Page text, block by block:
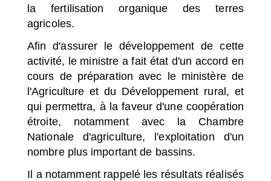
la fertilisation organique des terres
agricoles.
Afin d'assurer ledéveloppement de cette
activité, le ministre a fait état d'un accord en
cours de préparation avec le ministère de
l'Agriculture et du Développement rural, et
qui permettra, à la faveur d'une coopération
étroite, notamment avec la Chambre
Nationale d'agriculture, l'exploitation d'un
nombre plus important de bassins.
Il a notamment rappelé les résultats réalisés